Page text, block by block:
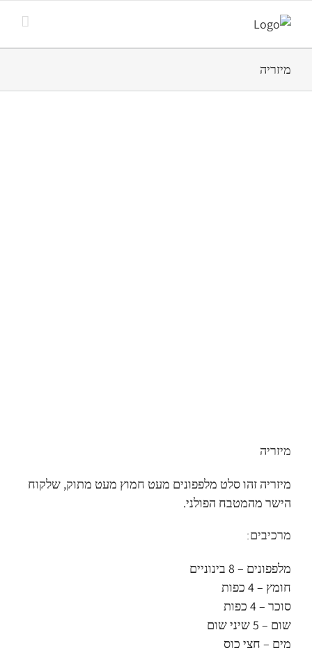
מיזריה
מיזריה
מיזריה זהו סלט מלפפונים מעט חמוץ מעט מתוק, שלקוח
הישר מהמטבח הפולני.
מרכיבים:
מלפפונים – 8 בינוניים
חומץ – 4 כפות
סוכר – 4 כפות
שום – 5 שיני שום
מים – חצי כוס